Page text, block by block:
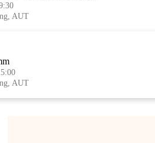
AUT
AUT